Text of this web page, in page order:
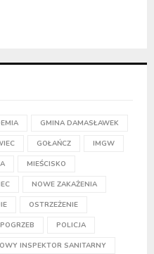
GMINA DAMASŁAWEK
GOŁAŃCZ IMGW
MIEŚCISKO
NOWE ZAKAŻENIA
OSTRZEŻENIE
POGRZEB POLICJA
INSPEKTOR SANITARNY